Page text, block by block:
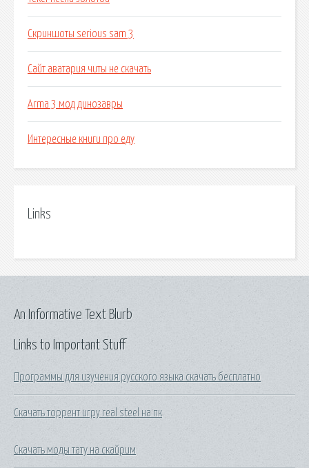
Скриншоты serious sam 3
Сайт аватария читы не скачать
Arma 3 мод динозавры
Интересные книги про еду
Links
Links to Important Stuff
Программы для изучения русского языка скачать бесплатно
Скачать торрент игру real steel на пк
Скачать моды тату на скайрим
An Informative Text Blurb